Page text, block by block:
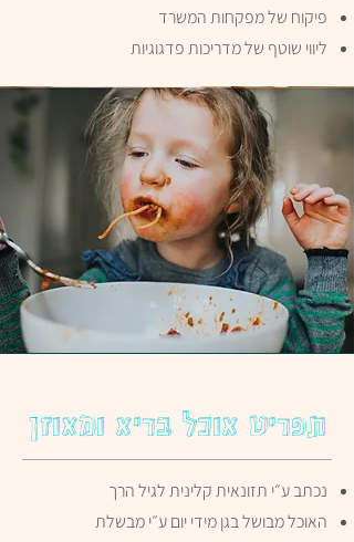
פיקוח של מפקחות המשרד
ליווי שוטף של מדריכות פדגוגיות
תפריט אוכל בריא ומאוזן
נכתב ע״י תזונאית קלינית לגיל הרך
האוכל מבושל בגן מידי יום ע״י מבשלת